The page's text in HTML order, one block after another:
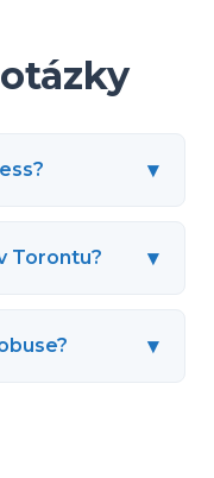
▾
Torontu? ▾
▾